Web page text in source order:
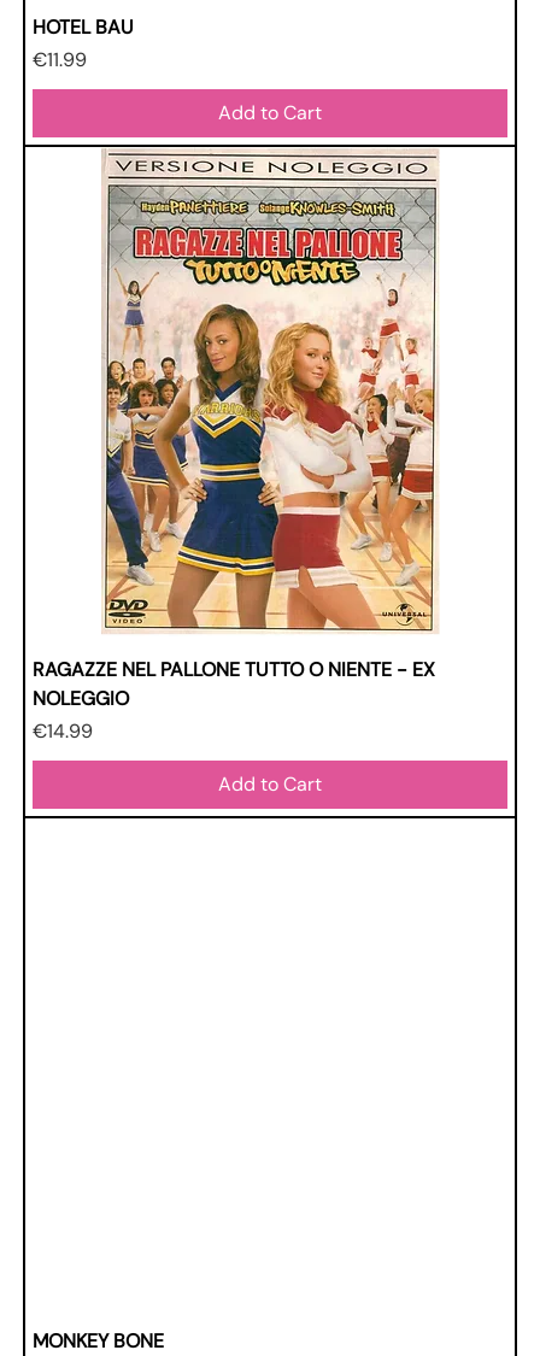
HOTEL BAU
Price
€11.99
Add to Cart
RAGAZZE NEL PALLONE TUTTO O NIENTE - EX
NOLEGGIO
Price
€14.99
Add to Cart
MONKEY BONE